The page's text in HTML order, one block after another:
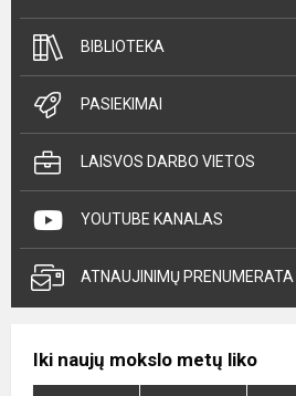
BIBLIOTEKA
PASIEKIMAI
LAISVOS DARBO VIETOS
YOUTUBE KANALAS
ATNAUJINIMŲ PRENUMERATA
Iki naujų mokslo metų liko